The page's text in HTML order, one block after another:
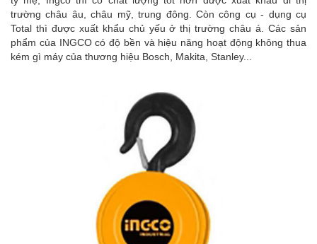
trường châu âu, châu mỹ, trung đông. Còn công cụ - dụng cụ
Total thì được xuất khẩu chủ yếu ở thị trường châu á. Các sản
phẩm của INGCO có độ bền và hiệu năng hoạt động không thua
kém gì máy của thương hiệu Bosch, Makita, Stanley...